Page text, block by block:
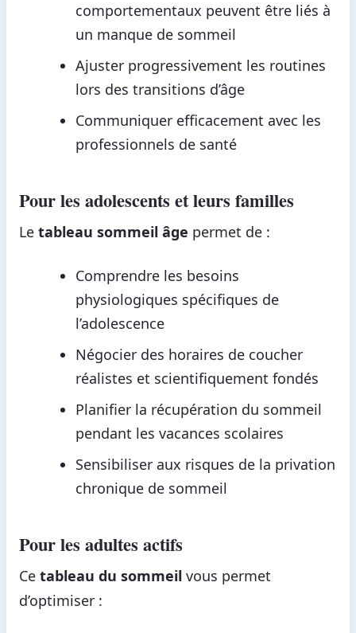
comportementaux peuvent être liés à
un manque de sommeil
Ajuster progressivement les routines
lors des transitions d’âge
Communiquer efficacement avec les
professionnels de santé
Pour les adolescents et leurs familles
Le tableau sommeil âge permet de :
Comprendre les besoins
physiologiques spécifiques de
l’adolescence
Négocier des horaires de coucher
réalistes et scientifiquement fondés
Planifier la récupération du sommeil
pendant les vacances scolaires
Sensibiliser aux risques de la privation
chronique de sommeil
Pour les adultes actifs
Ce tableau du sommeil vous permet
d’optimiser :